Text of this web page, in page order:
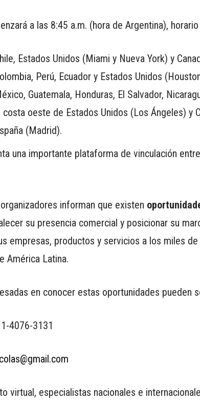
a las 8:45 a.m. (hora de Argentina),
Estados Unidos (Miami y Nueva York) y
Perú, Ecuador y Estados Unidos
Guatemala, Honduras, El Salvador,
costa oeste de Estados Unidos (Los Ángeles) y
(Madrid).
una importante plataforma de vinculación
informan que existen
su presencia comercial y posicionar su
empresas, productos y servicios a los miles
América Latina.
en conocer estas oportunidades pueden
4076-3131
virtual, especialistas nacionales e